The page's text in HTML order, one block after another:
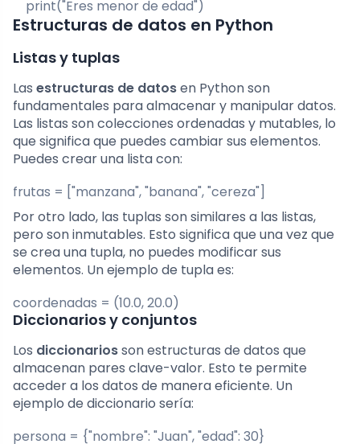
Estructuras de datos en Python
Listas y tuplas
Las estructuras de datosen Python son
fundamentales para almacenar y manipular datos.
Las listas son colecciones ordenadas y mutables, lo
que significa que puedes cambiar sus elementos.
Puedes crear una lista con:
frutas = ["manzana", "banana", "cereza"]
Por otro lado, las tuplas son similares a las listas,
pero son inmutables. Esto significa que una vez que
se crea una tupla, no puedes modificar sus
elementos. Un ejemplo de tupla es:
coordenadas = (10.0, 20.0)
Diccionarios y conjuntos
Los diccionariosson estructuras de datos que
almacenan pares clave-valor. Esto te permite
acceder a los datos de manera eficiente. Un
ejemplo de diccionario sería:
persona = {"nombre": "Juan", "edad": 30}